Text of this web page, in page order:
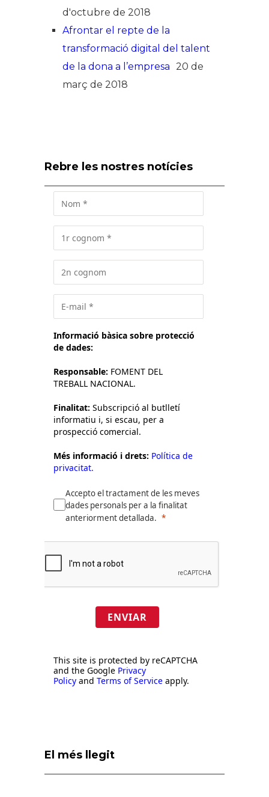
d'octubre de 2018
Afrontar el repte de la
transformació digital del talent
de la dona a l’empresa 20 de
març de 2018
Rebre les nostres notícies
Informació bàsica sobre protecció
de dades:
Responsable: FOMENT DEL
TREBALL NACIONAL.
Finalitat: Subscripció al butlletí
informatiu i, si escau, per a
prospecció comercial.
Més informació i drets: Política de
privacitat.
Accepto el tractament de les meves
dades personals per a la finalitat
anteriorment detallada.
ENVIAR
This site is protected by reCAPTCHA
and the Google Privacy
Policy and Terms of Service apply.
El més llegit